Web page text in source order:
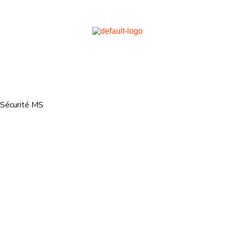
Sécurité MS